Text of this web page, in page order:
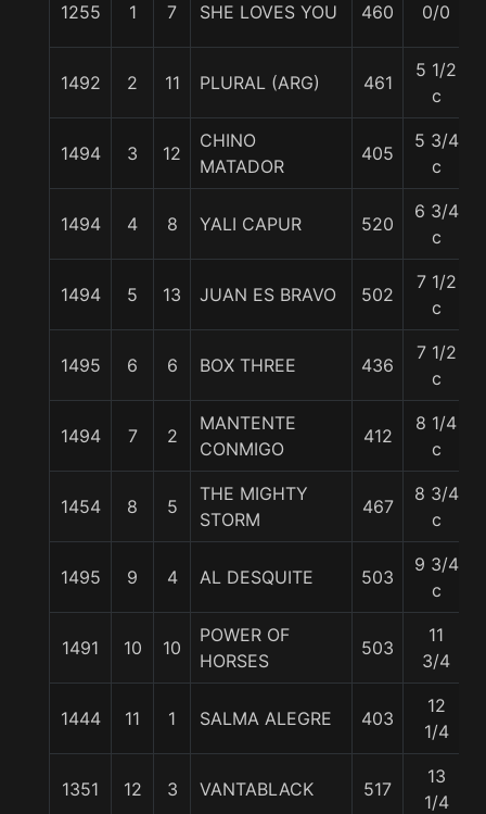
1255 1 7 SHE LOVES YOU 460 0/0
1492 2 11 PLURAL (ARG) 461
5 1/2
c
1494 3 12
CHINO
MATADOR
405
5 3/4
c
1494 4 8 YALI CAPUR 520
6 3/4
c
1494 5 13 JUAN ES BRAVO 502
7 1/2
c
1495 6 6 BOX THREE 436
7 1/2
c
1494 7 2
MANTENTE
CONMIGO
412
8 1/4
c
1454 8 5
THE MIGHTY
STORM
467
8 3/4
c
1495 9 4 AL DESQUITE 503
9 3/4
c
1491 10 10
POWER OF
HORSES
503
11
3/4
1444 11 1 SALMA ALEGRE 403
12
1/4
1351 12 3 VANTABLACK 517
13
1/4